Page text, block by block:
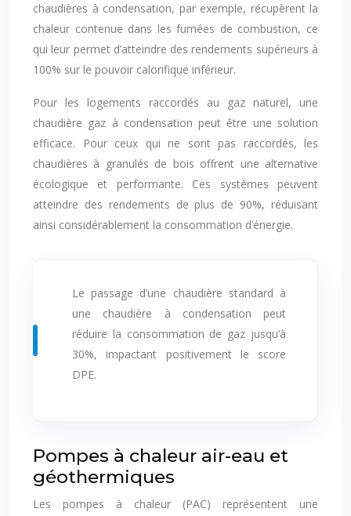
chaudières à condensation, par exemple, récupèrent la
chaleur contenue dans les fumées de combustion, ce
qui leur permet d’atteindre des rendements supérieurs à
100% sur le pouvoir calorifique inférieur.
Pour les logements raccordés au gaz naturel, une
chaudière gaz à condensation peut être une solution
efficace. Pour ceux qui ne sont pas raccordés, les
chaudières à granulés de bois offrent une alternative
écologique et performante. Ces systèmes peuvent
atteindre des rendements de plus de 90%, réduisant
ainsi considérablement la consommation d’énergie.
Le passage d’une chaudière standard à
une chaudière à condensation peut
réduire la consommation de gaz jusqu’à
30%, impactant positivement le score
DPE.
Pompes à chaleur air-eau et
géothermiques
Les pompes à chaleur (PAC) représentent une